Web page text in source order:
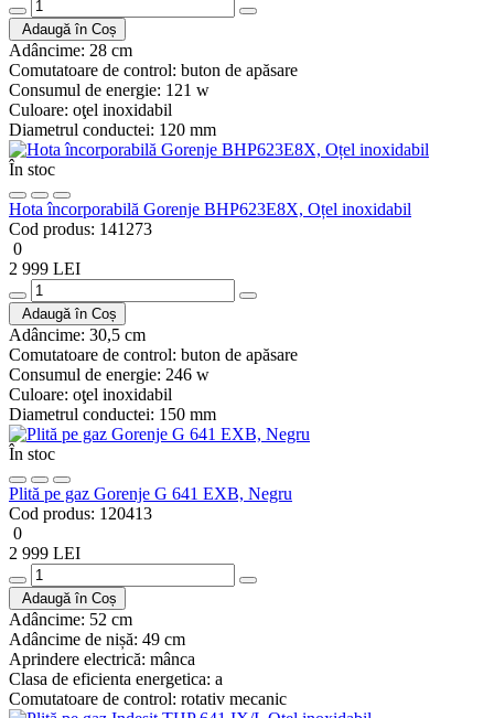
Adaugă în Coș
Adâncime: 28 cm
Comutatoare de control: buton de apăsare
Consumul de energie: 121 w
Culoare: oţel inoxidabil
Diametrul conductei: 120 mm
În stoc
Hota încorporabilă Gorenje BHP623E8X, Oțel inoxidabil
Cod produs: 141273
0
2 999 LEI
Adaugă în Coș
Adâncime: 30,5 cm
Comutatoare de control: buton de apăsare
Consumul de energie: 246 w
Culoare: oţel inoxidabil
Diametrul conductei: 150 mm
În stoc
Plită pe gaz Gorenje G 641 EXB, Negru
Cod produs: 120413
0
2 999 LEI
Adaugă în Coș
Adâncime: 52 cm
Adâncime de nișă: 49 cm
Aprindere electrică: mânca
Clasa de eficienta energetica: a
Comutatoare de control: rotativ mecanic